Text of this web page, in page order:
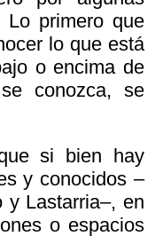
Lo primero que
lo que está
o encima de
conozca, se
si bien hay
y conocidos –
y Lastarria–, en
o espacios